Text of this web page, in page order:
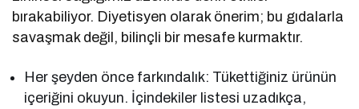
bırakabiliyor. Diyetisyen olarak önerim; bu gıdalarla
savaşmak değil, bilinçli bir mesafe kurmaktır.
Her şeyden önce farkındalık: Tükettiğiniz ürünün
içeriğini okuyun. İçindekiler listesi uzadıkça,